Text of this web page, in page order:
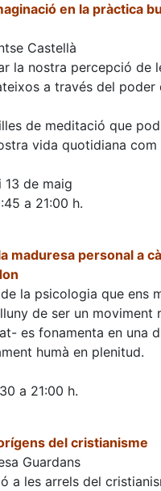
en la pràctica
Castellà
la nostra percepció de
a través del poder
de meditació que
vida quotidiana
13 de maig
a 21:00 h.
maduresa personal a
la psicologia que ens
de ser un moviment
es fonamenta en una
humà en plenitud.
a 21:00 h.
del cristianisme
Guardans
a les arrels del